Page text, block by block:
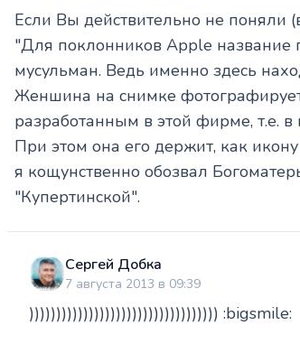
Если Вы действительно не поняли
"Для поклонников Apple название
мусульман. Ведь именно здесь
Женшина на снимке
разработанным в этой фирме, т.е.
При этом она его держит, как
я кощунственно обозвал
"Купертинской".
Сергей Добка
7 августа 2013 в 09:39
))))))))))))))))))))))))))))))))))) :bigsmile: